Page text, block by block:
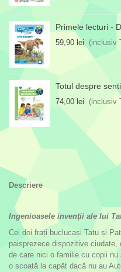
Primele lecturi -
59,90 lei (inclusiv
Totul despre
74,00 lei (inclusiv
Descriere
Ingenioasele invenții ale lui
Cei doi frați buclucași Tatu și
paisprezece dispozitive ciudate,
de care nici o familie cu copii
o scoată la capăt dacă nu au